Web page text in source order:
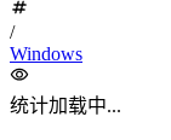
/
Windows
统计加载中...